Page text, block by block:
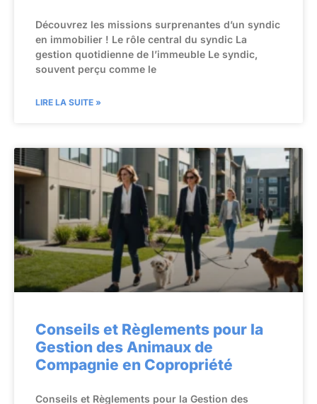
Découvrez les missions surprenantes d’un syndic
en immobilier ! Le rôle central du syndic La
gestion quotidienne de l’immeuble Le syndic,
souvent perçu comme le
LIRE LA SUITE »
Conseils et Règlements pour la
Gestion des Animaux de
Compagnie en Copropriété
Conseils et Règlements pour la Gestion des